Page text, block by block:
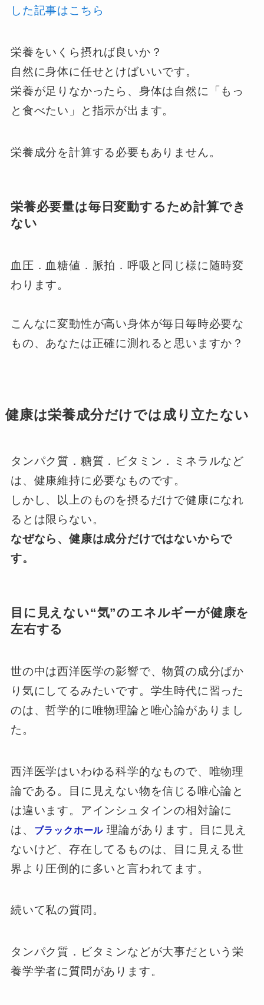
した記事はこちら
栄養をいくら摂れば良いか？
自然に身体に任せとけばいいです。
栄養が足りなかったら、身体は自然に「もっ
と食べたい」と指示が出ます。
栄養成分を計算する必要もありません。
栄養必要量は毎日変動するため計算でき
ない
血圧．血糖値．脈拍．呼吸と同じ様に随時変
わります。
こんなに変動性が高い身体が毎日毎時必要な
もの、あなたは正確に測れると思いますか？
健康は栄養成分だけでは成り立たない
タンパク質．糖質．ビタミン．ミネラルなど
は、健康維持に必要なものです。
しかし、以上のものを摂るだけで健康になれ
るとは限らない。
なぜなら、健康は成分だけではないからで
す。
目に見えない“気”のエネルギーが健康を
左右する
世の中は西洋医学の影響で、物質の成分ばか
り気にしてるみたいです。学生時代に習った
のは、哲学的に唯物理論と唯心論がありまし
た。
西洋医学はいわゆる科学的なもので、唯物理
論である。目に見えない物を信じる唯心論と
は違います。アインシュタインの相対論に
は、
ブラックホール 理論があります。目に見え
ないけど、存在してるものは、目に見える世
界より圧倒的に多いと言われてます。
続いて私の質問。
タンパク質．ビタミンなどが大事だという栄
養学学者に質問があります。